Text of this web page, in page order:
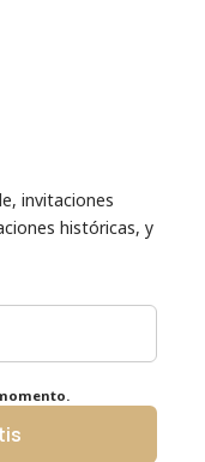
invitaciones
históricas, y